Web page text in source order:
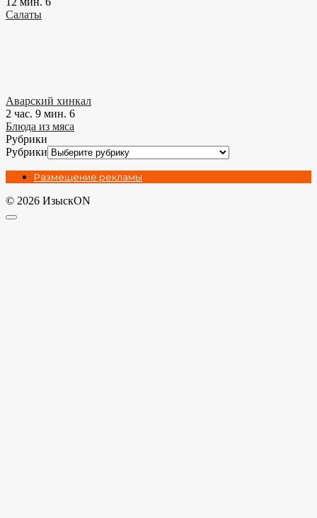
Салаты
Аварский хинкал
2 час. 9 мин. 6
Блюда из мяса
Рубрики
Рубрики
Размещение рекламы
© 2026 ИзыскON